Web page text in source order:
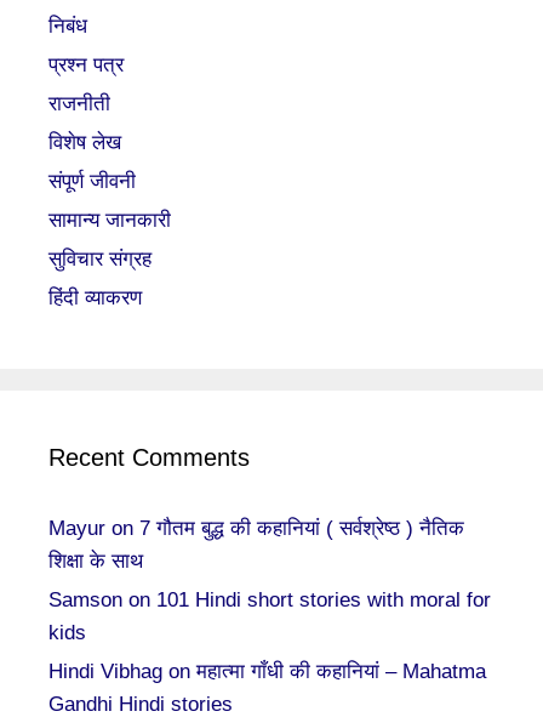
निबंध
प्रश्न पत्र
राजनीती
विशेष लेख
संपूर्ण जीवनी
सामान्य जानकारी
सुविचार संग्रह
हिंदी व्याकरण
Recent Comments
Mayur on 7 गौतम बुद्ध की कहानियां ( सर्वश्रेष्ठ ) नैतिक
शिक्षा के साथ
Samson on 101 Hindi short stories with moral for
kids
Hindi Vibhag onमहात्मा गाँधी की कहानियां – Mahatma
Gandhi Hindi stories